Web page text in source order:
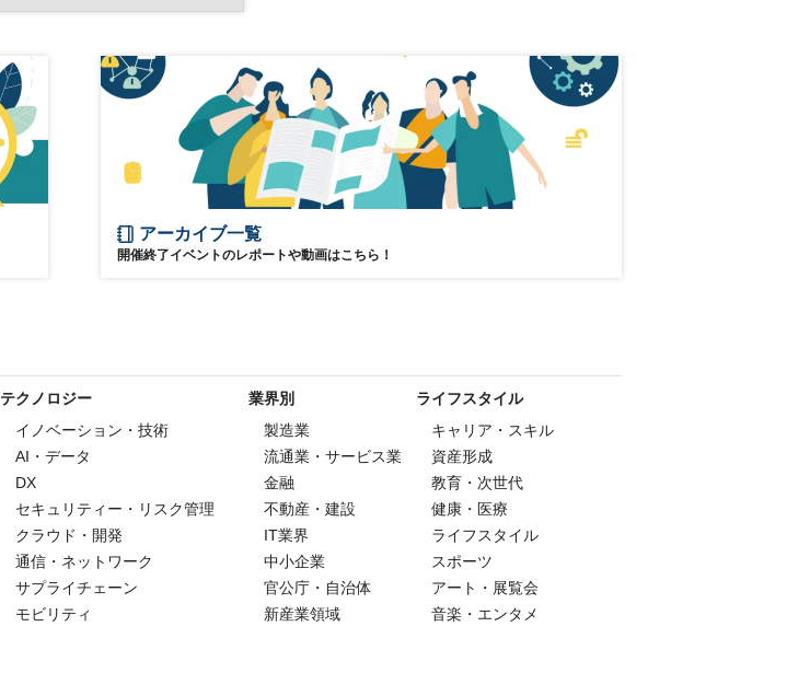
フードテック
アーカイブ一覧
開催終了イベントのレポートや動画はこちら！
テクノロジー
イノベーション・技術
AI・データ
DX
セキュリティー・リスク管理
クラウド・開発
通信・ネットワーク
サプライチェーン
モビリティ
業界別
製造業
流通業・サービス業
金融
不動産・建設
IT業界
中小企業
官公庁・自治体
新産業領域
ライフスタイル
キャリア・スキル
資産形成
教育・次世代
健康・医療
ライフスタイル
スポーツ
アート・展覧会
音楽・エンタメ